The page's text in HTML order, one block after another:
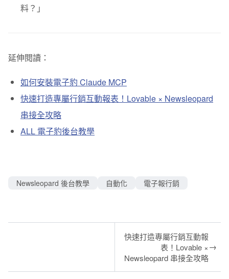
料？」
延伸閱讀：
如何安裝電子豹 Claude MCP
快速打造專屬行銷互動報表！Lovable × Newsleopard
串接全攻略
ALL 電子豹後台教學
Newsleopard 後台教學 自動化 電子報行銷
快速打造專屬行銷互動報
表！Lovable ×
Newsleopard 串接全攻略
→